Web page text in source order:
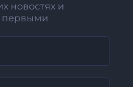
новостях и
первыми